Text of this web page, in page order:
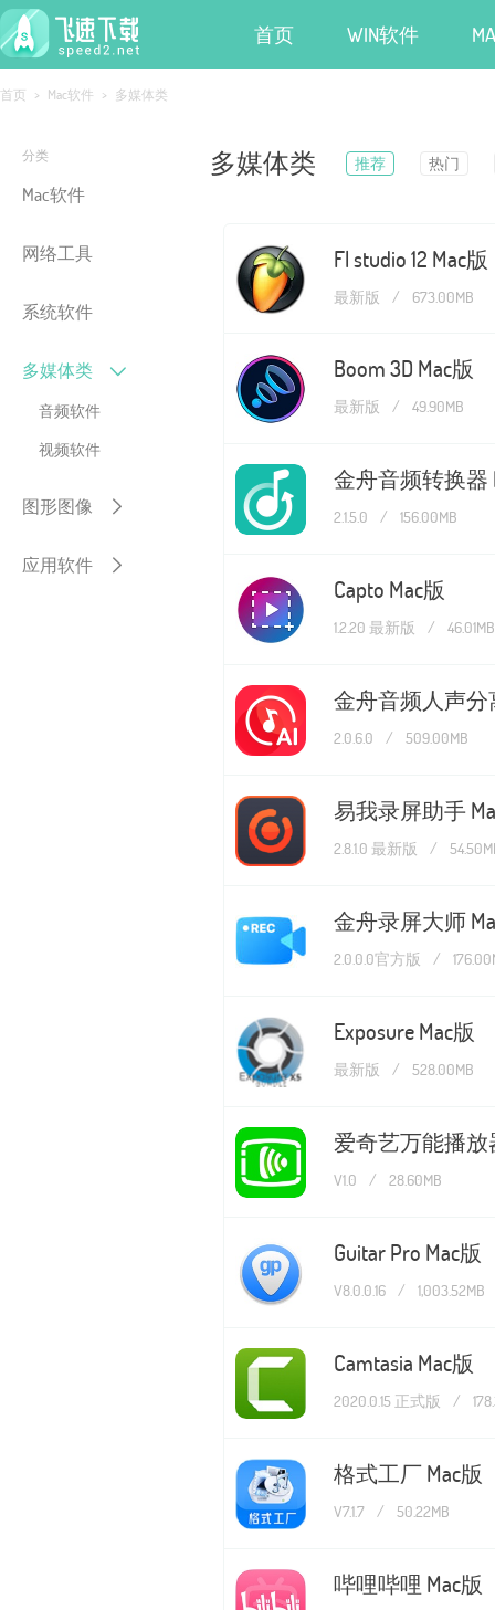
首页 WIN软件
首页 > Mac软件 > 多媒体类
分类
Mac软件
网络工具
系统软件
多媒体类
音频软件
视频软件
图形图像
应用软件
多媒体类 推荐 热门
Fl studio 12 Mac版
最新版 / 673.00MB
Boom 3D Mac版
最新版 / 49.90MB
金舟音频转换器
2.1.5.0 / 156.00MB
Capto Mac版
1.2.20 最新版 / 46.01MB
金舟音频人声分
2.0.6.0 / 509.00MB
易我录屏助手
2.8.1.0 最新版 /
金舟录屏大师
2.0.0.0官方版 /
Exposure Mac版
最新版 / 528.00MB
爱奇艺万能播放
V1.0 / 28.60MB
Guitar Pro Mac版
V8.0.0.16 / 1,003.52MB
Camtasia Mac版
2020.0.15 正式版 /
格式工厂 Mac版
V7.1.7 / 50.22MB
哔哩哔哩 Mac版